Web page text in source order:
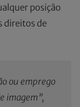
posição
direitos de
ou emprego
imagem”,